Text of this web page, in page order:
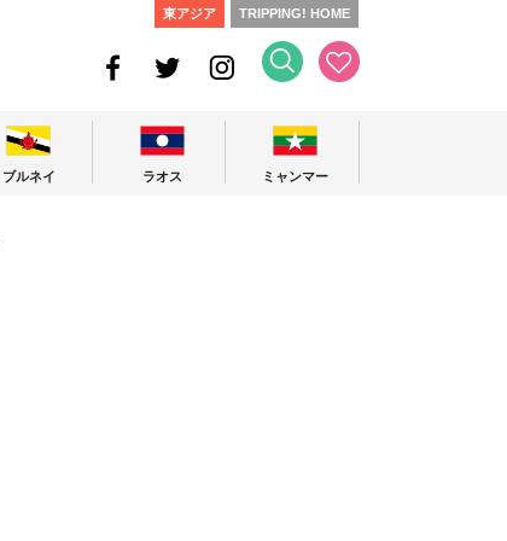
東アジア TRIPPING! HOME
ブルネイ ラオス ミャンマー